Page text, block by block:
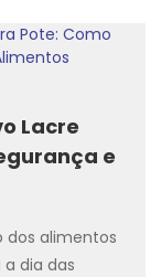
Lacre
e
dos alimentos
dia das